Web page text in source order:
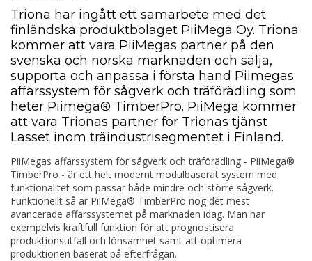
Triona har ingått ett samarbete med det
finländska produktbolaget PiiMega Oy. Triona
kommer att vara PiiMegas partner på den
svenska och norska marknaden och sälja,
supporta och anpassa i första hand Piimegas
affärssystem för sågverk och träförädling som
heter Piimega® TimberPro. PiiMega kommer
att vara Trionas partner för Trionas tjänst
Lasset inom träindustrisegmentet i Finland.
PiiMegas affärssystem för sågverk och träförädling - PiiMega®
TimberPro - är ett helt modernt modulbaserat system med
funktionalitet som passar både mindre och större sågverk.
Funktionellt så är PiiMega® TimberPro nog det mest
avancerade affärssystemet på marknaden idag. Man har
exempelvis kraftfull funktion för att prognostisera
produktionsutfall och lönsamhet samt att optimera
produktionen baserat på efterfrågan.